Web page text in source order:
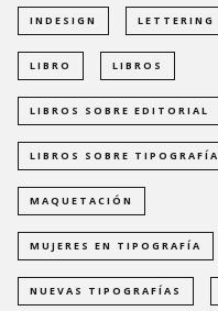
INDESIGN LETTERING
LIBRO LIBROS
LIBROS SOBRE EDITORIAL
LIBROS SOBRE TIPOGRAFÍA
MAQUETACIÓN
MUJERES EN TIPOGRAFÍA
NUEVAS TIPOGRAFÍAS